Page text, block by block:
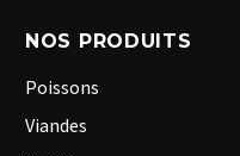
NOS PRODUITS
Poissons
Viandes